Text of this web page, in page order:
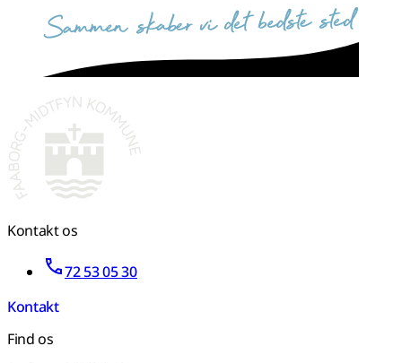
sammen skaber vi det bedste sted
Kontakt os
72 53 05 30
Kontakt
Find os